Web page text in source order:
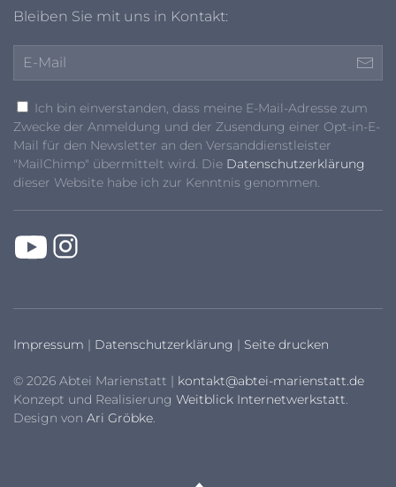
Bleiben Sie mit uns in Kontakt:
Ich bin einverstanden, dass meine E-Mail-Adresse zum
Zwecke der Anmeldung und der Zusendung einer Opt-in-E-
Mail für den Newsletter an den Versanddienstleister
"MailChimp" übermittelt wird. Die Datenschutzerklärung
dieser Website habe ich zur Kenntnis genommen.
Impressum | Datenschutzerklärung | Seite drucken
© 2026 Abtei Marienstatt | kontakt@abtei-marienstatt.de
Konzept und Realisierung Weitblick Internetwerkstatt.
Design von Ari Gröbke.